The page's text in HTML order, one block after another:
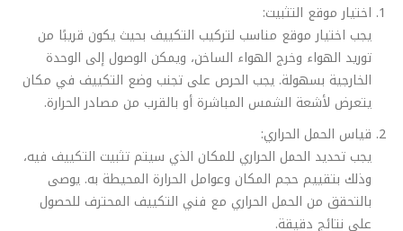
اختيار موقع التثبيت:
يجب اختيار موقع مناسب لتركيب التكييف بحيث يكون قريبًا من
توريد الهواء وخرج الهواء الساخن، ويمكن الوصول إلى الوحدة
الخارجية بسهولة. يجب الحرص على تجنب وضع التكييف في مكان
يتعرض لأشعة الشمس المباشرة أو بالقرب من مصادر الحرارة.
قياس الحمل الحراري:
يجب تحديد الحمل الحراري للمكان الذي سيتم تثبيت التكييف فيه،
وذلك بتقييم حجم المكان وعوامل الحرارة المحيطة به. يوصى
بالتحقق من الحمل الحراري مع فني التكييف المحترف للحصول
على نتائج دقيقة.